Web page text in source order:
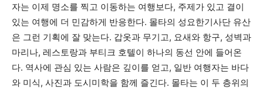
자는 이제 명소를 찍고 이동하는 여행보다, 주제가 있고 결이
있는 여행에 더 민감하게 반응한다. 몰타의 성요한기사단 유산
은 그런 기획에 잘 맞는다. 갑옷과 무기고, 요새와 항구, 성벽과
마리나, 레스토랑과 부티크 호텔이 하나의 동선 안에 들어온
다. 역사에 관심 있는 사람은 깊이를 얻고, 일반 여행자는 바다
와 미식, 사진과 도시미학을 함께 즐긴다. 몰타는 이 두 층위의